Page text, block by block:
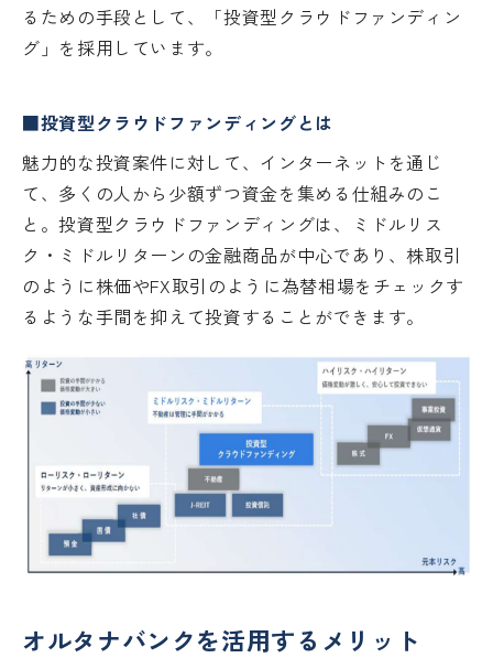
るための手段として、「投資型クラウドファンディン
グ」を採用しています。
■投資型クラウドファンディングとは
魅力的な投資案件に対して、インターネットを通じ
て、多くの人から少額ずつ資金を集める仕組みのこ
と。投資型クラウドファンディングは、ミドルリス
ク・ミドルリターンの金融商品が中心であり、株取引
のように株価やFX取引のように為替相場をチェックす
るような手間を抑えて投資することができます。
オルタナバンクを活用するメリット